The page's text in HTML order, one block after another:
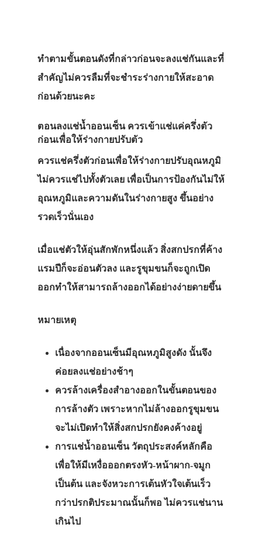
ทำตามขั้นตอนดังที่กล่าวก่อนจะลงแช่กันและที่
สำคัญไม่ควรลืมที่จะชำระร่างกายให้สะอาด
ก่อนด้วยนะคะ
ตอนลงแช่น้ำออนเซ็น ควรเข้าแช่แค่ครึ่งตัว
ก่อนเพื่อให้ร่างกายปรับตัว
ควรแช่ครึ่งตัวก่อนเพื่อให้ร่างกายปรับอุณหภูมิ
ไม่ควรแช่ไปทั้งตัวเลย เพื่อเป็นการป้องกันไม่ให้
อุณหภูมิและความดันในร่างกายสูง ขึ้นอย่าง
รวดเร็วนั่นเอง
เมื่อแช่ตัวให้อุ่นสักพักหนึ่งแล้ว สิ่งสกปรกที่ค้าง
แรมปีก็จะอ่อนตัวลง และรูขุมขนก็จะถูกเปิด
ออกทำให้สามารถล้างออกได้อย่างง่ายดายขึ้น
หมายเหตุ
เนื่องจากออนเซ็นมีอุณหภูมิสูงดัง นั้นจึง
ค่อยลงแช่อย่างช้าๆ
ควรล้างเครื่องสำอางออกในขั้นตอนของ
การล้างตัว เพราะหากไม่ล้างออกรูขุมขน
จะไม่เปิดทำให้สิ่งสกปรกยังคงค้างอยู่
การแช่น้ำออนเซ็น วัตถุประสงค์หลักคือ
เพื่อให้มีเหงื่อออกตรงหัว-หน้าผาก-จมูก
เป็นต้น และจังหวะการเต้นหัวใจเต้นเร็ว
กว่าปรกติประมาณนั้นก็พอ ไม่ควรแช่นาน
เกินไป